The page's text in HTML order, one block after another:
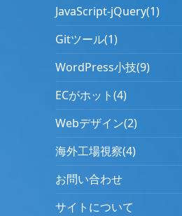
JavaScript-jQuery(1)
Gitツール(1)
WordPress小技(9)
ECがホット(4)
Webデザイン(2)
海外工場視察(4)
お問い合わせ
サイトについて